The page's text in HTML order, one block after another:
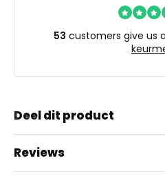
53 customers give us
Deel dit product
Reviews